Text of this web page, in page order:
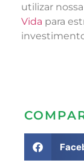
utilizar nossa
Vida para